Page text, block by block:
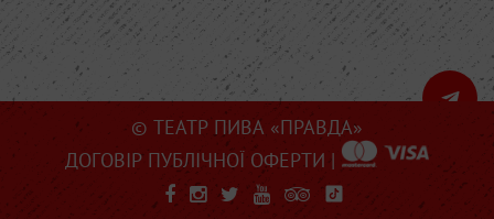
© ТЕАТР ПИВА «ПРАВДА»
ДОГОВІР ПУБЛІЧНОЇ ОФЕРТИ |